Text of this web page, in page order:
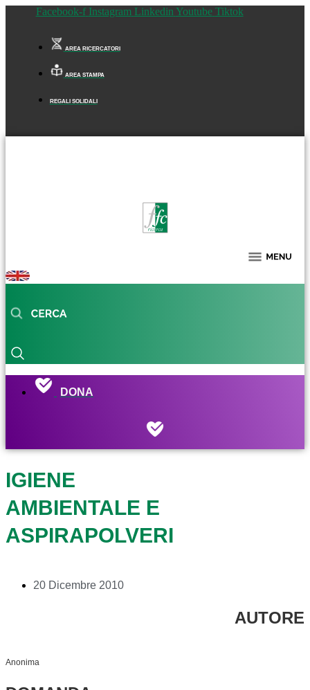
Facebook-f Instagram Linkedin Youtube Tiktok
AREA RICERCATORI
AREA STAMPA
REGALI SOLIDALI
DONA
IGIENE
AMBIENTALE E
ASPIRAPOLVERI
20 Dicembre 2010
AUTORE
Anonima